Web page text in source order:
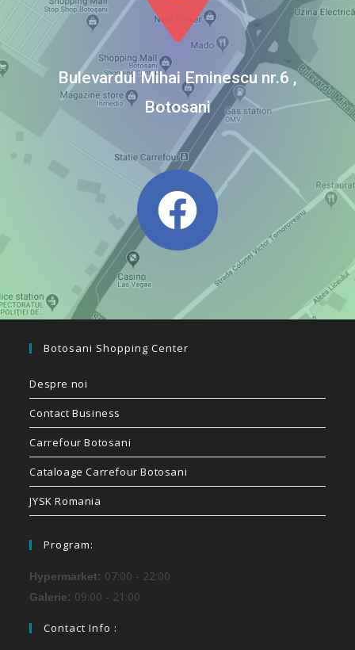
Bulevardul Mihai Eminescu nr.6 ,
Botosani
Botosani Shopping Center
Despre noi
Contact Business
Carrefour Botosani
Cataloage Carrefour Botosani
JYSK Romania
Program:
Hypermarket: 07:00 - 22:00
Galerie: 09:00 - 21:00
Contact Info :